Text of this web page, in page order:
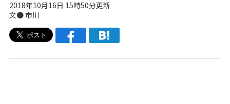
2018年10月16日 15時50分更新
文● 市川